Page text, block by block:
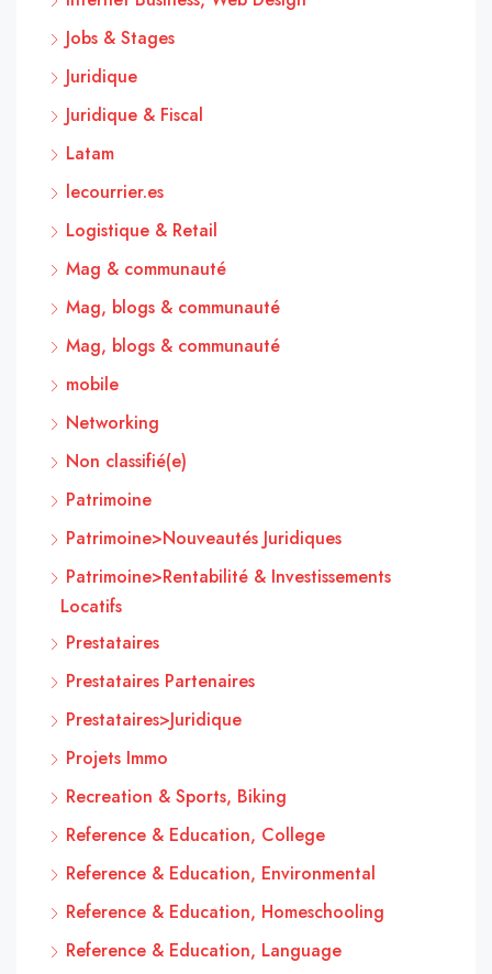
Jobs & Stages
Juridique
Juridique & Fiscal
Latam
lecourrier.es
Logistique & Retail
Mag & communauté
Mag, blogs & communauté
Mag, blogs & communauté
mobile
Networking
Non classifié(e)
Patrimoine
Patrimoine>Nouveautés Juridiques
Patrimoine>Rentabilité & Investissements
Locatifs
Prestataires
Prestataires Partenaires
Prestataires>Juridique
Projets Immo
Recreation & Sports, Biking
Reference & Education, College
Reference & Education, Environmental
Reference & Education, Homeschooling
Reference & Education, Language